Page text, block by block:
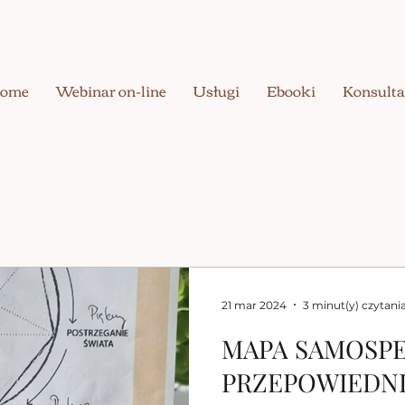
Webinar on-line Usługi Ebooki
MAPA
21 mar 2024 3 minut(y)